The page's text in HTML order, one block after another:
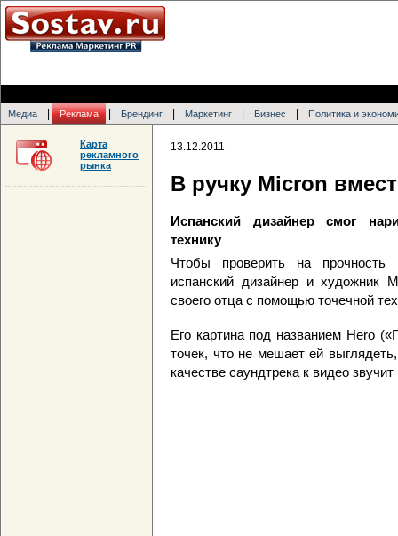
Медиа Реклама Брендинг Маркетинг Бизнес Политика и
13.12.2011
В ручку Micron
Испанский дизайнер смог
технику
Чтобы проверить на прочность
испанский дизайнер и художник
своего отца с помощью точечной
Его картина под названием Hero
точек, что не мешает ей
качестве саундтрека к видео
Карта
рекламного
рынка